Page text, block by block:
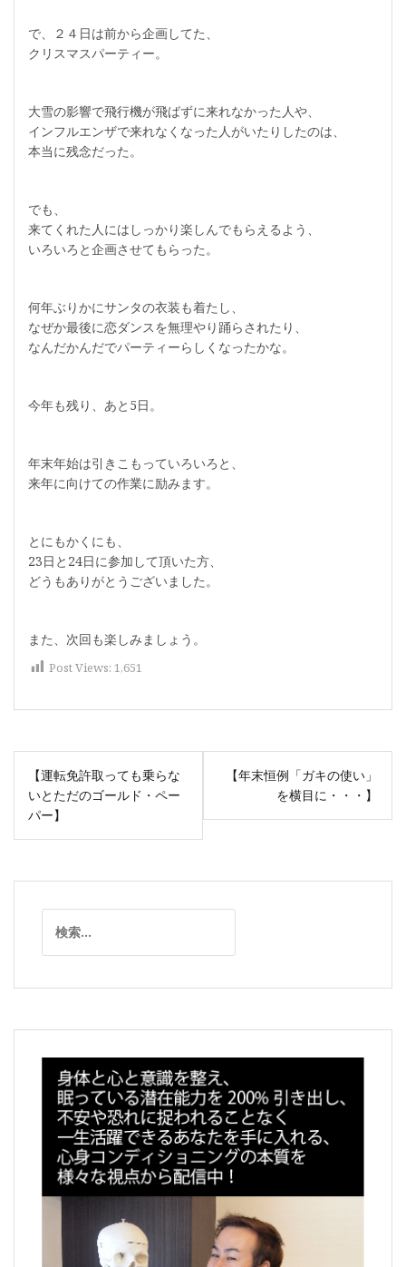
で、２４日は前から企画してた、
クリスマスパーティー。
大雪の影響で飛行機が飛ばずに来れなかった人や、
インフルエンザで来れなくなった人がいたりしたのは、
本当に残念だった。
でも、
来てくれた人にはしっかり楽しんでもらえるよう、
いろいろと企画させてもらった。
何年ぶりかにサンタの衣装も着たし、
なぜか最後に恋ダンスを無理やり踊らされたり、
なんだかんだでパーティーらしくなったかな。
今年も残り、あと5日。
年末年始は引きこもっていろいろと、
来年に向けての作業に励みます。
とにもかくにも、
23日と24日に参加して頂いた方、
どうもありがとうございました。
また、次回も楽しみましょう。
Post Views: 1,651
投
稿
ナ
ビ
ー
【運転免許取っても乗らな
いとただのゴールド・ペー
パー】
【年末恒例「ガキの使い」
を横目に・・・】
索: